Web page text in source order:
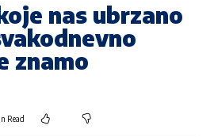
nas ubrzano
znamo
Read